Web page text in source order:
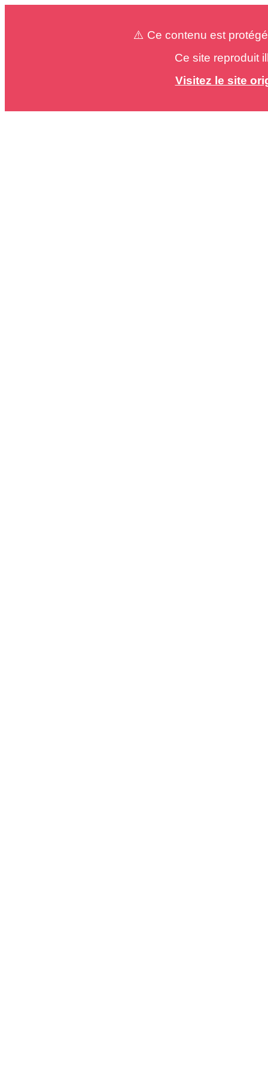
⚠️ Ce contenu est
Ce site reproduit
Visitez le site